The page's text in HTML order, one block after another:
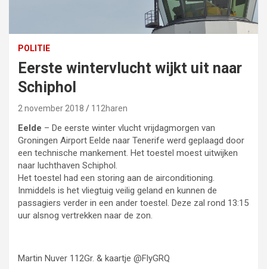
POLITIE
Eerste wintervlucht wijkt uit naar
Schiphol
2 november 2018 112haren
Eelde – De eerste winter vlucht vrijdagmorgen van
Groningen Airport Eelde naar Tenerife werd geplaagd door
een technische mankement. Het toestel moest uitwijken
naar luchthaven Schiphol.
Het toestel had een storing aan de airconditioning.
Inmiddels is het vliegtuig veilig geland en kunnen de
passagiers verder in een ander toestel. Deze zal rond 13:15
uur alsnog vertrekken naar de zon.
Martin Nuver 112Gr. & kaartje @FlyGRQ